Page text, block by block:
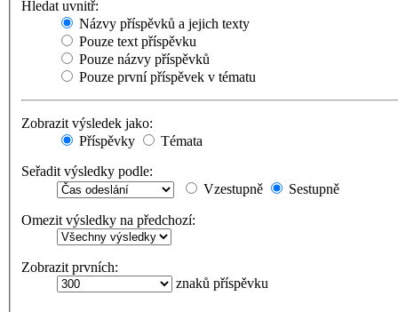
Hledat uvnitř:
Názvy příspěvků a jejich texty
Pouze text příspěvku
Pouze názvy příspěvků
Pouze první příspěvek v tématu
Zobrazit výsledek jako:
Příspěvky
Témata
Seřadit výsledky podle:
Vzestupně
Sestupně
Omezit výsledky na předchozí:
Zobrazit prvních:
znaků příspěvku